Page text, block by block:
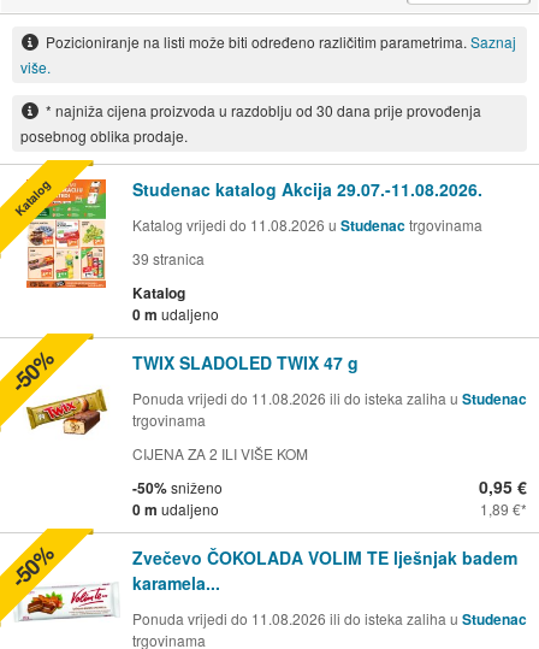
Pozicioniranje na listi može biti određeno različitim parametrima. Saznaj
više.
* najniža cijena proizvoda u razdoblju od 30 dana prije provođenja
posebnog oblika prodaje.
Studenac katalog Akcija 29.07.-11.08.2026.
Katalog vrijedi do 11.08.2026 u Studenactrgovinama
39 stranica
Katalog
0 m udaljeno
Katalog
TWIX SLADOLED TWIX 47 g
Ponuda vrijedi do 11.08.2026 ili do isteka zaliha u Studenac
trgovinama
CIJENA ZA 2 ILI VIŠE KOM
-50%sniženo
0 m udaljeno
0,95 €
1,89 €
-50%
Zvečevo ČOKOLADA VOLIM TE lješnjak badem
karamela...
Ponuda vrijedi do 11.08.2026 ili do isteka zaliha u Studenac
trgovinama
-50%